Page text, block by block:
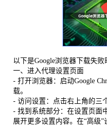
以下是Google浏览器下载失败
一、进入代理设置页面
- 打开浏览器：启动Google
载。
- 访问设置：点击右上角的三
- 找到系统部分：在设置页面
展开更多设置内容。在“高级”